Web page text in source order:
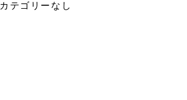
カテゴリーなし